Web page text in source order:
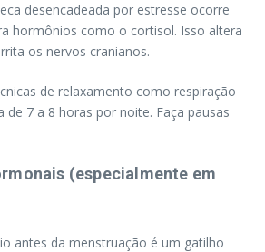
desencadeada por estresse ocorre
hormônios como o cortisol. Isso altera
os nervos cranianos.
de relaxamento como respiração
de 7 a 8 horas por noite. Faça pausas
(especialmente em
antes da menstruação é um gatilho